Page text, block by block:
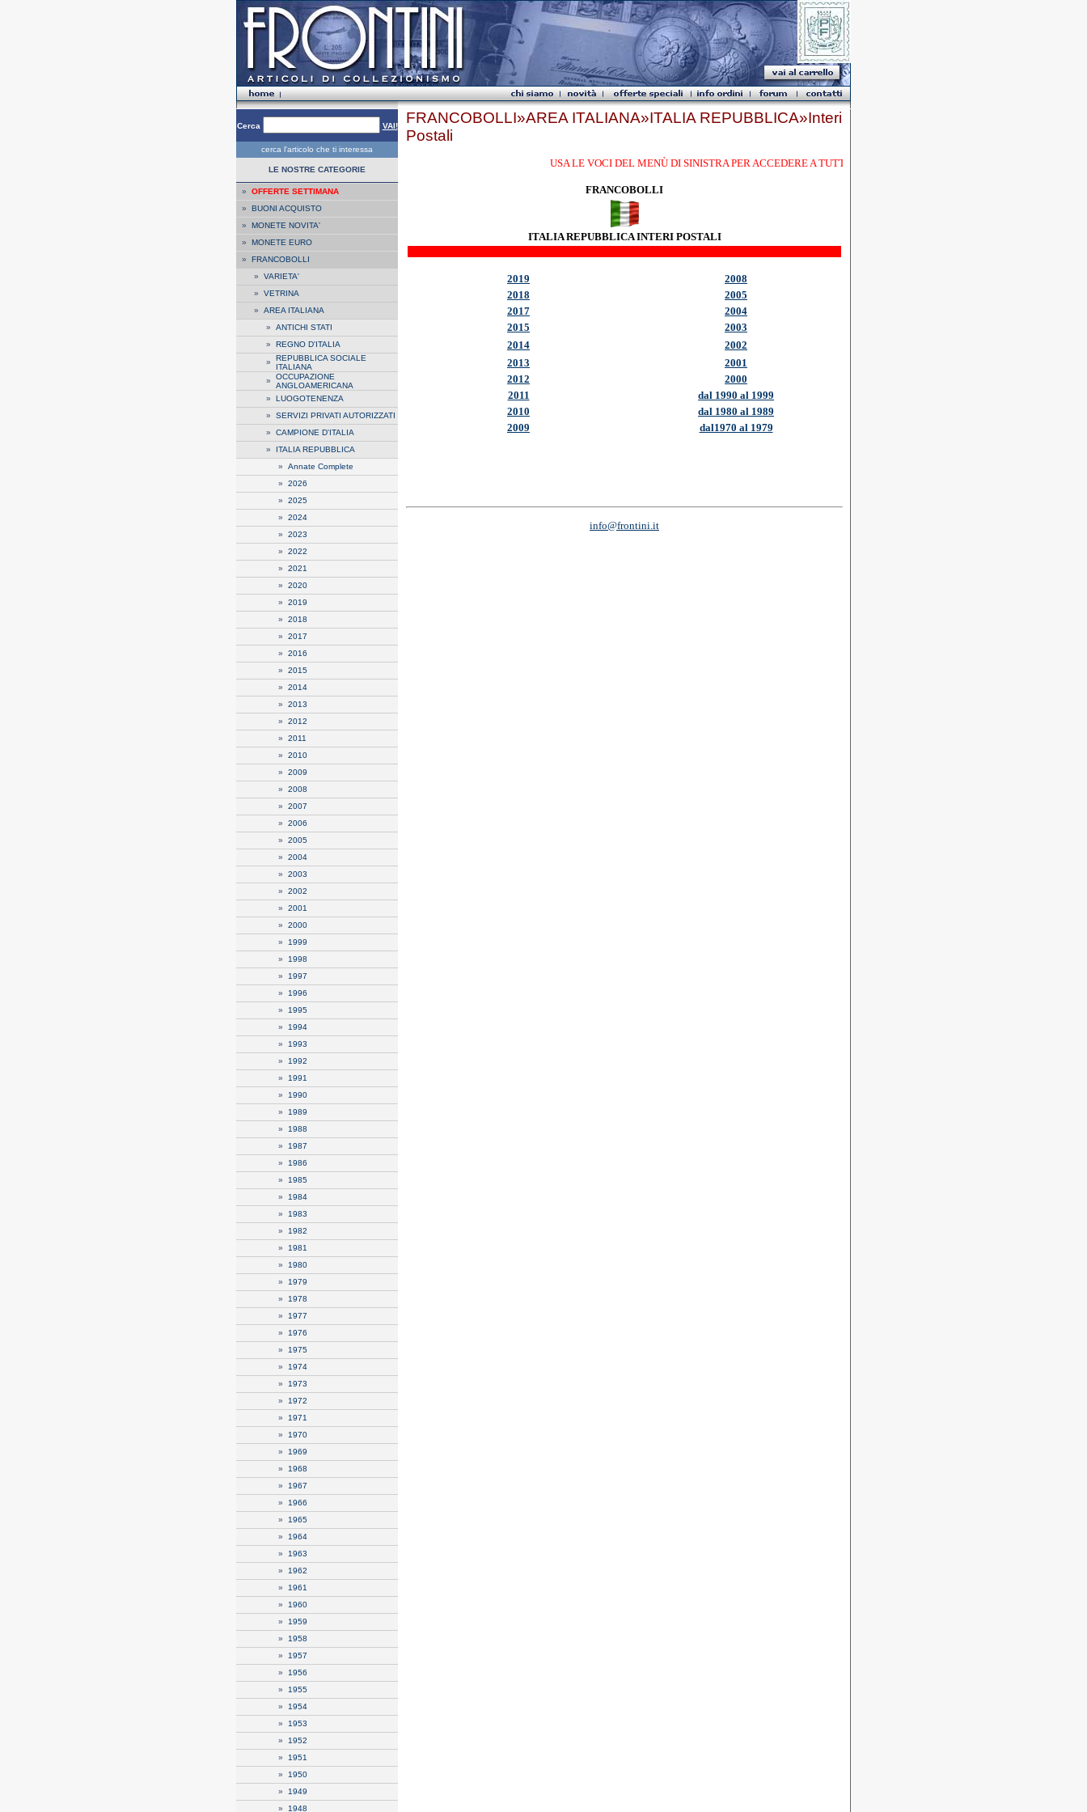
Cerca VAI!
cerca l'articolo che ti interessa
LE NOSTRE CATEGORIE
» OFFERTE SETTIMANA
» BUONI ACQUISTO
» MONETE NOVITA'
» MONETE EURO
» FRANCOBOLLI
» VARIETA'
» VETRINA
» AREA ITALIANA
» ANTICHI STATI
» REGNO D'ITALIA
» REPUBBLICA SOCIALE
ITALIANA
» OCCUPAZIONE
ANGLOAMERICANA
» LUOGOTENENZA
» SERVIZI PRIVATI AUTORIZZATI
» CAMPIONE D'ITALIA
» ITALIA REPUBBLICA
» Annate Complete
» 2026
» 2025
» 2024
» 2023
» 2022
» 2021
» 2020
» 2019
» 2018
» 2017
» 2016
» 2015
» 2014
» 2013
» 2012
» 2011
» 2010
» 2009
» 2008
» 2007
» 2006
» 2005
» 2004
» 2003
» 2002
» 2001
» 2000
» 1999
» 1998
» 1997
» 1996
» 1995
» 1994
» 1993
» 1992
» 1991
» 1990
» 1989
» 1988
» 1987
» 1986
» 1985
» 1984
» 1983
» 1982
» 1981
» 1980
» 1979
» 1978
» 1977
» 1976
» 1975
» 1974
» 1973
» 1972
» 1971
» 1970
» 1969
» 1968
» 1967
» 1966
» 1965
» 1964
» 1963
» 1962
» 1961
» 1960
» 1959
» 1958
» 1957
» 1956
» 1955
» 1954
» 1953
» 1952
» 1951
» 1950
» 1949
» 1948
FRANCOBOLLI»AREA ITALIANA»ITALIA REPUBBLICA»Interi
Postali
USA LE VOCI DEL MENÙ DI SINISTRA PER ACCEDERE A TUTTE LE SEZIONI.
FRANCOBOLLI
ITALIA REPUBBLICA INTERI POSTALI
2019
2008
2018
2005
2017
2004
2015
2003
2014
2002
2013
2001
2012
2000
2011
dal 1990 al 1999
2010
dal 1980 al 1989
2009
dal1970 al 1979
info@frontini.it